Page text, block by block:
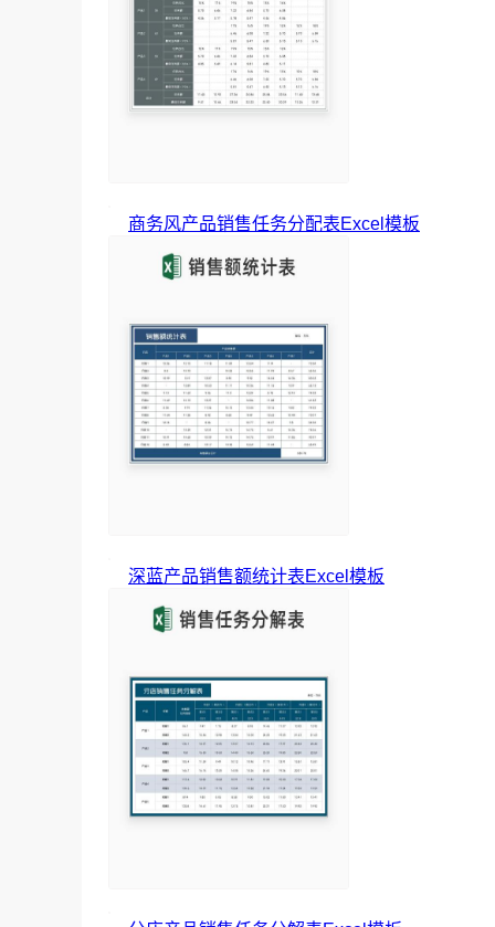
商务风产品销售任务分配表Excel模板
深蓝产品销售额统计表Excel模板